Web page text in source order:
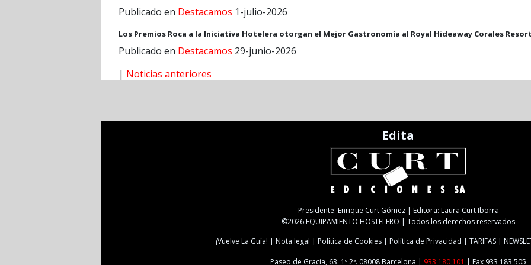
Publicado en Destacamos 1-julio-2026
Los Premios Roca a la Iniciativa Hotelera otorgan el Mejor Gastronomía al Royal Hideaway Corales Resort
Publicado en Destacamos 29-junio-2026
| Noticias anteriores
Edita
Presidente: Enrique Curt Gómez | Editora: Laura Curt Iborra
©2026 EQUIPAMIENTO HOSTELERO | Todos los derechos reservados
¡Vuelve La Guía!
Nota legal Política de Cookies Política de Privacidad TARIFAS
Paseo de Gracia, 63. 1º 2ª. 08008 Barcelona | 933 180 101 | Fax 933 183 505